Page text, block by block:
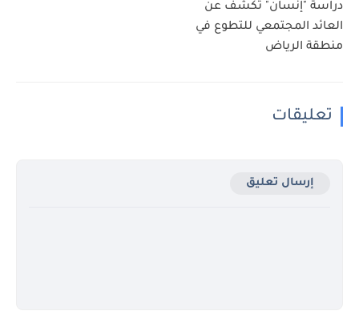
دراسة "إنسان" تكشف عن
العائد المجتمعي للتطوع في
منطقة الرياض
تعليقات
إرسال تعليق